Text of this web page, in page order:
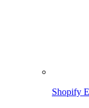
Shopify